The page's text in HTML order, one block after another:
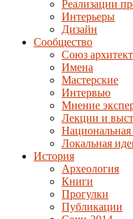
Реализации
Интерьеры
Дизайн
Сообщество
Союз
Имена
Мастерские
Интервью
Мнение
Лекции и
Национальная
Локальная
История
Археология
Книги
Прогулки
Публикации